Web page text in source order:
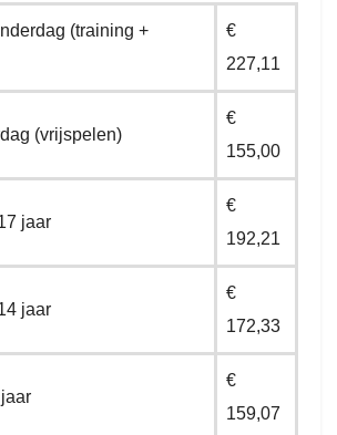
(training +
€
227,11
(vrijspelen)
€
155,00
jaar
€
192,21
jaar
€
172,33
€
159,07